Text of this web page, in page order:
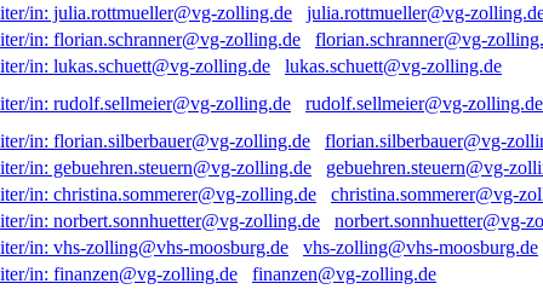
julia.rottmueller@vg-
florian.schranner@vg-
lukas.schuett@vg-zolling.de
rudolf.sellmeier@vg-zolling.de
florian.silberbauer@vg-
gebuehren.steuern@vg-
christina.sommerer@vg-
norbert.sonnhuetter@vg-
vhs-zolling@vhs-moosburg.de
finanzen@vg-zolling.de